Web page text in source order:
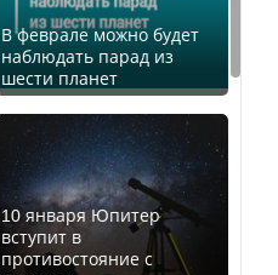
В феврале можно будет
наблюдать парад из
шести планет
10 января Юпитер
вступит в
противостояние с